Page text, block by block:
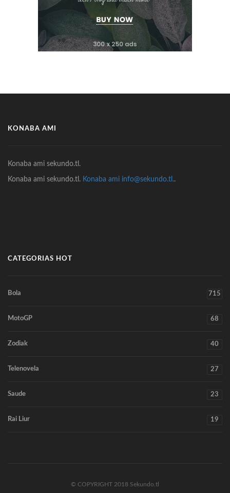
KONABA AMI
Konaba ami sekundo.tl.
Konaba ami sekundo.tl. Konaba ami info@sekundo.tl..
CATEGORIAS HOT
Bola 715
MotoGP 68
Zodiak 40
Telenovela 27
Saude 23
Rai Liur 19
© COPYRIGHT 2018 Sekundo.tl